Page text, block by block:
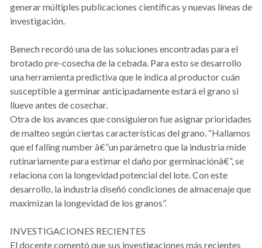
generar múltiples publicaciones científicas y nuevas líneas de
investigación.
Benech recordó una de las soluciones encontradas para el
brotado pre-cosecha de la cebada. Para esto se desarrollo
una herramienta predictiva que le indica al productor cuán
susceptible a germinar anticipadamente estará el grano si
llueve antes de cosechar.
Otra de los avances que consiguieron fue asignar prioridades
de malteo según ciertas características del grano. “Hallamos
que el falling number â€”un parámetro que la industria mide
rutinariamente para estimar el daño por germinaciónâ€”, se
relaciona con la longevidad potencial del lote. Con este
desarrollo, la industria diseñó condiciones de almacenaje que
maximizan la longevidad de los granos”.
INVESTIGACIONES RECIENTES
El docente comentó que sus investigaciones más recientes